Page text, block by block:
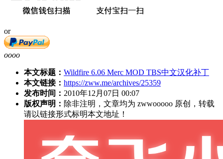
or
oooo
本文标题： Wildfire 6.06 Merc MOD TBS中文汉化补丁
本文链接： https://zww.me/archives/25359
发布时间： 2010年12月07日 00:07
版权声明： 除非注明，文章均为 zwwooooo 原创，转载
请以链接形式标明本文地址！